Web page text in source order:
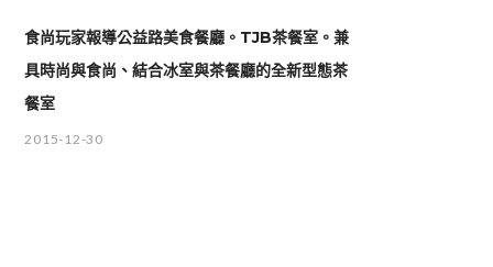
食尚玩家報導公益路美食餐廳。TJB茶餐室。兼
具時尚與食尚、結合冰室與茶餐廳的全新型態茶
餐室
2015-12-30